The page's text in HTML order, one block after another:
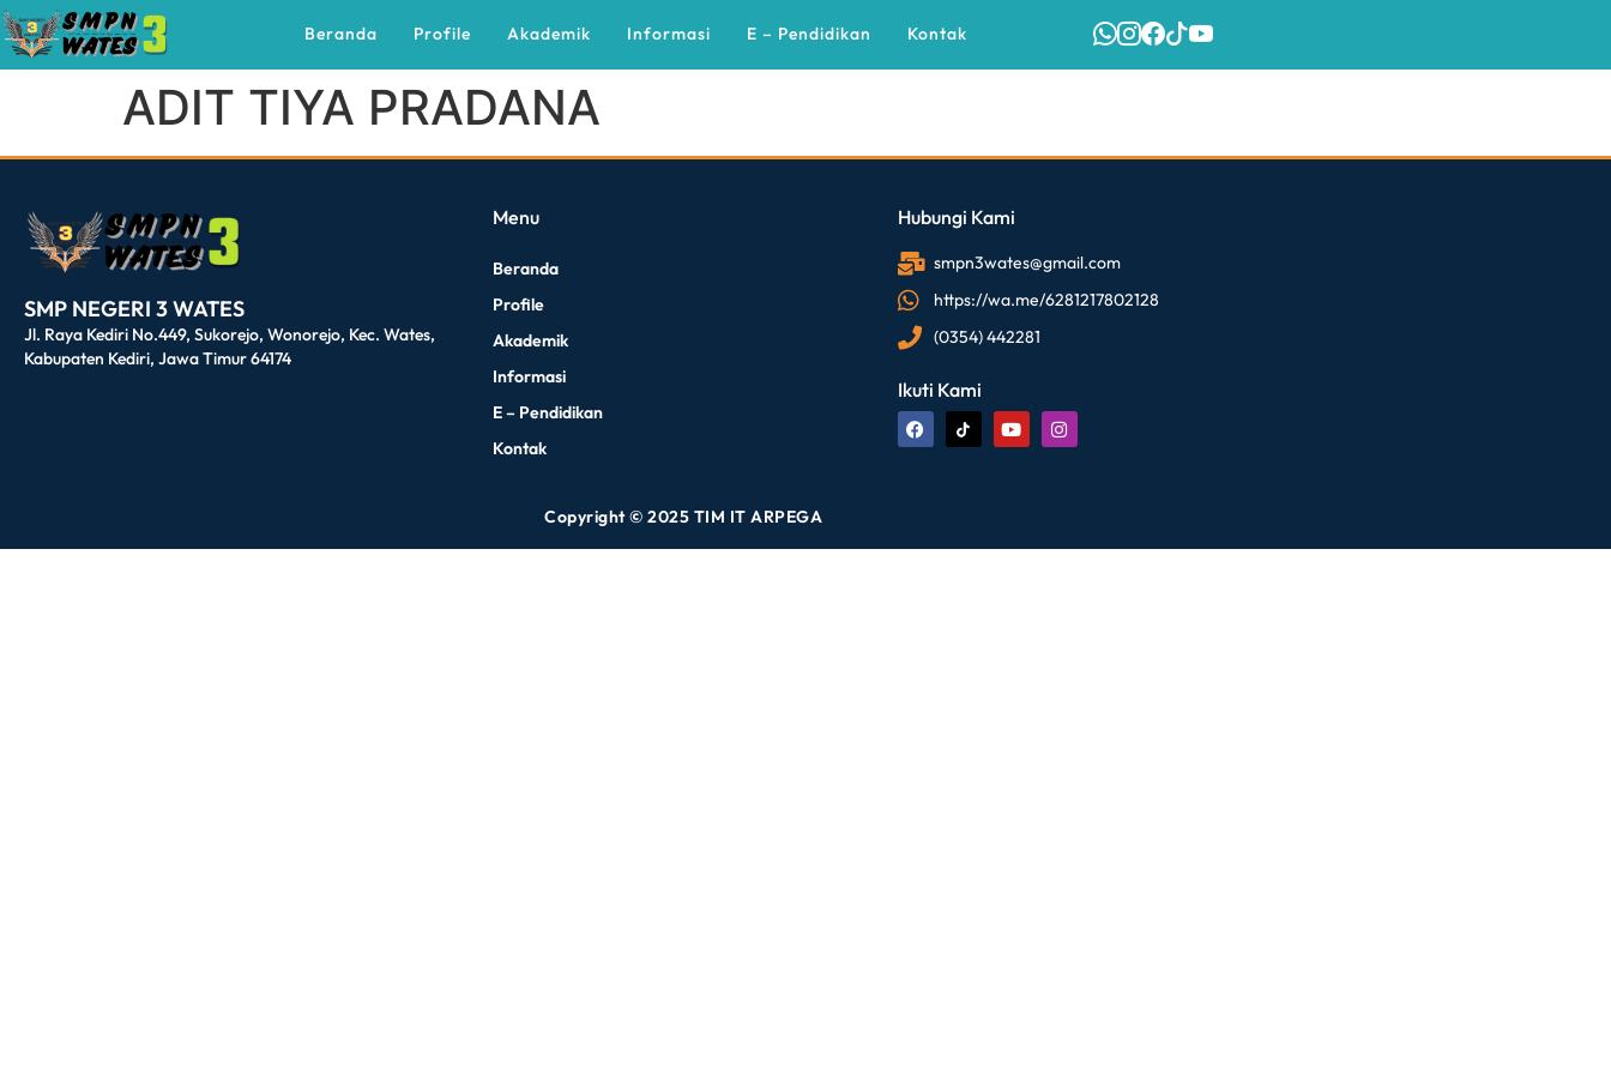
Beranda Profile Akademik Informasi E – Pendidikan Kontak
ADIT TIYA PRADANA
SMP NEGERI 3 WATES
Jl. Raya Kediri No.449, Sukorejo, Wonorejo, Kec. Wates,
Kabupaten Kediri, Jawa Timur 64174
Menu
Beranda
Profile
Akademik
Informasi
E – Pendidikan
Kontak
Hubungi Kami
smpn3wates@gmail.com
https://wa.me/6281217802128
(0354) 442281
Ikuti Kami
Copyright © 2025 TIM IT ARPEGA